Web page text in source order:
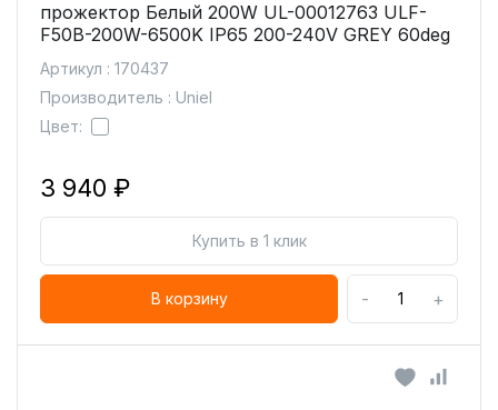
прожектор Белый 200W UL-00012763 ULF-
F50B-200W-6500K IP65 200-240V GREY 60deg
Артикул : 170437
Производитель : Uniel
Цвет:
3 940 ₽
Купить в 1 клик
В корзину - +